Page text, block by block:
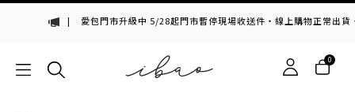
愛包門市升級中 5/28起門市暫停現場收送件・線上購物正常出貨・七
0